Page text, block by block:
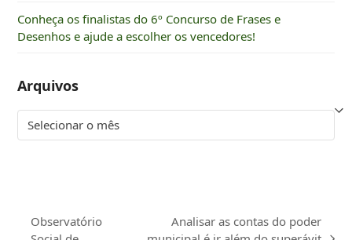
Conheça os finalistas do 6º Concurso de Frases e
Desenhos e ajude a escolher os vencedores!
Arquivos
Arquivos
Observatório
Analisar as contas do poder